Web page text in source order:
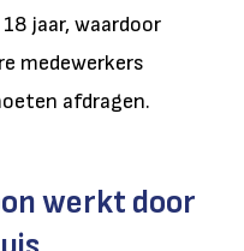
jaar, waardoor
medewerkers
afdragen.
werkt door